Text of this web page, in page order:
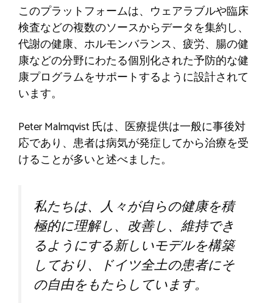
このプラットフォームは、ウェアラブルや臨床
検査などの複数のソースからデータを集約し、
代謝の健康、ホルモンバランス、疲労、腸の健
康などの分野にわたる個別化された予防的な健
康プログラムをサポートするように設計されて
います。
Peter Malmqvist 氏は、医療提供は一般に事後対
応であり、患者は病気が発症してから治療を受
けることが多いと述べました。
私たちは、人々が自らの健康を積
極的に理解し、改善し、維持でき
るようにする新しいモデルを構築
しており、ドイツ全土の患者にそ
の自由をもたらしています。